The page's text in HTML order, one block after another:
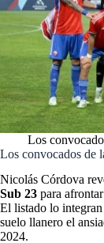
Los
Los convocados de
Nicolás Córdova
Sub 23 para
El listado lo
suelo llanero el
2024.